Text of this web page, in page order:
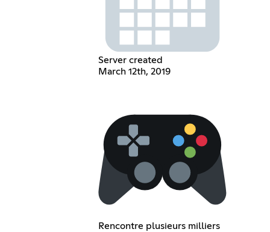
Server created
March 12th, 2019
Rencontre plusieurs milliers